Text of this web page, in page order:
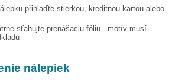
přihlaďte stierkou, kreditnou kartou alebo
sťahujte prenášaciu fóliu - motív musí
nálepiek